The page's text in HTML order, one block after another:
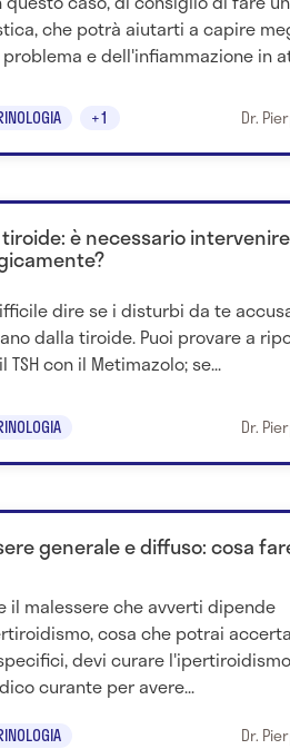
che potrà aiutarti a capire
e dell'infiammazione in
+1 Dr.
è necessario intervenire
dire se i disturbi da te
dalla tiroide. Puoi provare a
TSH con il Metimazolo; se...
Dr.
generale e diffuso: cosa
il malessere che avverti dipende
cosa che potrai
devi curare
curante per avere...
Dr.